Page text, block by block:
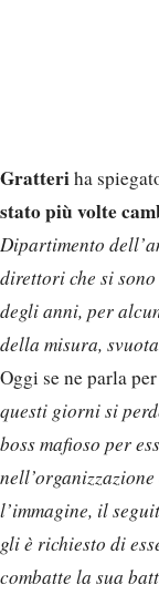
Gratteriha
stato più volte
Dipartimento
direttori che si
degli anni, per
della misura,
Oggi se ne parla
questi giorni si
boss mafioso per
l’immagine, il
gli è richiesto di
combatte la sua